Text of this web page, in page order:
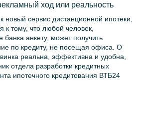
ход или реальность
сервис дистанционной ипотеки,
к тому, что любой человек,
банка анкету, может получить
по кредиту, не посещая офиса. О
реальна, эффективна и удобна,
отдела разработки кредитных
ипотечного кредитования ВТБ24